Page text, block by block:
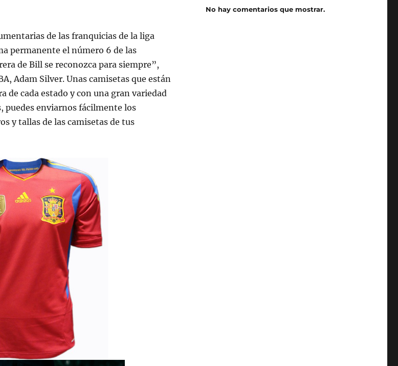
de las franquicias de la liga
permanente el número 6 de las
de Bill se reconozca para siempre”,
Adam Silver. Unas camisetas que están
de cada estado y con una gran variedad
puedes enviarnos fácilmente los
y tallas de las camisetas de tus
No hay comentarios que mostrar.